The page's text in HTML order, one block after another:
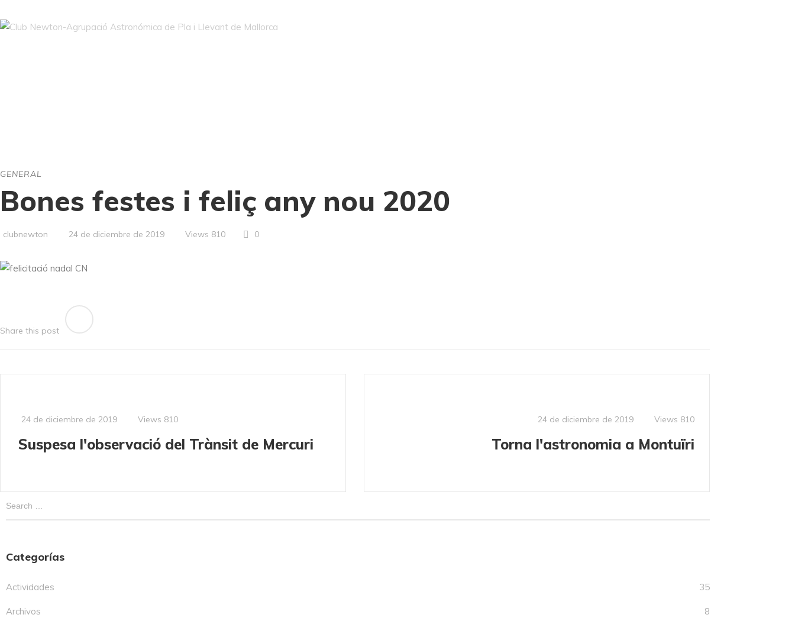
GENERAL
Bones festes i feliç any nou 2020
clubnewton 24 de diciembre de 2019 Views 810 0
Share this post
24 de diciembre de 2019 Views 810
Suspesa l'observació del Trànsit de Mercuri
24 de diciembre de 2019 Views 810
Torna l'astronomia a Montuïri
Categorías
Actividades 35
Archivos 8